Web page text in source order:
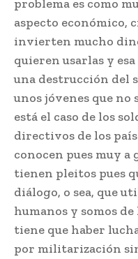
problema es como
aspecto económico,
invierten mucho
quieren usarlas y esa
una destrucción del
unos jóvenes que no
está el caso de los
directivos de los
conocen pues muy a
tienen pleitos pues
diálogo, o sea, que
humanos y somos
tiene que haber
por militarización